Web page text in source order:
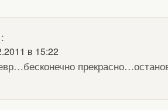
:
в 15:22